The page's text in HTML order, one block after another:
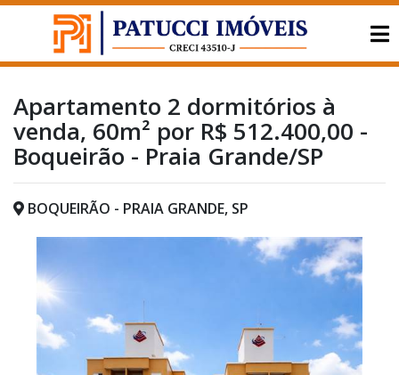
Apartamento 2 dormitórios à
venda, 60m² por R$ 512.400,00 -
Boqueirão - Praia Grande/SP
BOQUEIRÃO - PRAIA GRANDE, SP